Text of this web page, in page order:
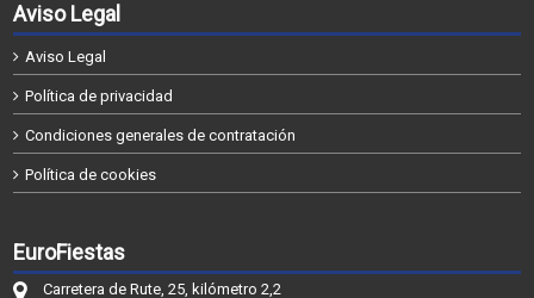
Aviso Legal
Aviso Legal
Política de privacidad
Condiciones generales de contratación
Política de cookies
EuroFiestas
Carretera de Rute, 25, kilómetro 2,2